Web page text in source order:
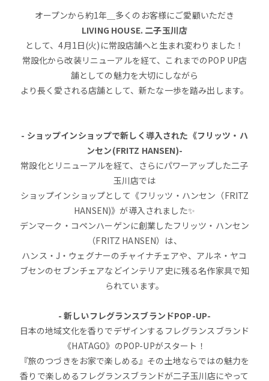
オープンから約1年＿多くのお客様にご愛顧いただき
LIVING HOUSE. 二子玉川店
として、4月1日(火)に常設店舗へと生まれ変わりました！
常設化から改装リニューアルを経て、これまでのPOP UP店
舗としての魅力を大切にしながら
より長く愛される店舗として、新たな一歩を踏み出します。
- ショップインショップで新しく導入された《フリッツ・ハ
ンセン(FRITZ HANSEN)-
常設化とリニューアルを経て、さらにパワーアップした二子
玉川店では
ショップインショップとして《フリッツ・ハンセン（FRITZ
HANSEN)》が導入されました✨
デンマーク・コペンハーゲンに創業したフリッツ・ハンセン
（FRITZ HANSEN）は、
ハンス・J・ウェグナーのチャイナチェアや、アルネ・ヤコ
ブセンのセブンチェアなどインテリア史に残る名作家具で知
られています。
- 新しいフレグランスブランドPOP-UP-
日本の地域文化を香りでデザインするフレグランスブランド
《HATAGO》のPOP-UPがスタート！
『旅のつづきをお家で楽しめる』その土地ならではの魅力を
香りで楽しめるフレグランスブランドが二子玉川店にやって